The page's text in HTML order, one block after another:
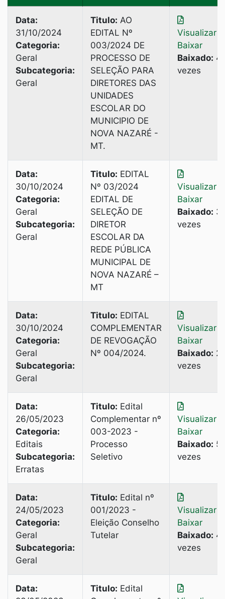
Data:
31/10/2024
Categoria:
Geral
Subcategoria:
Geral
Titulo: AO
EDITAL Nº
003/2024 DE
PROCESSO DE
SELEÇÃO PARA
DIRETORES DAS
UNIDADES
ESCOLAR DO
MUNICIPIO DE
NOVA NAZARÉ -
MT.
Visualizar
Baixar
Baixado: 4
vezes
Data:
30/10/2024
Categoria:
Geral
Subcategoria:
Geral
Titulo: EDITAL
Nº 03/2024
EDITAL DE
SELEÇÃO DE
DIRETOR
ESCOLAR DA
REDE PÚBLICA
MUNICIPAL DE
NOVA NAZARÉ –
MT
Visualizar
Baixar
Baixado: 3
vezes
Data:
30/10/2024
Categoria:
Geral
Subcategoria:
Geral
Titulo: EDITAL
COMPLEMENTAR
DE REVOGAÇÃO
Nº 004/2024.
Visualizar
Baixar
Baixado: 2
vezes
Data:
26/05/2023
Categoria:
Editais
Subcategoria:
Erratas
Titulo: Edital
Complementar nº
003-2023 -
Processo
Seletivo
Visualizar
Baixar
Baixado: 5
vezes
Data:
24/05/2023
Categoria:
Geral
Subcategoria:
Geral
Titulo: Edital nº
001/2023 -
Eleição Conselho
Tutelar
Visualizar
Baixar
Baixado: 4
vezes
Data:
Titulo: Edital